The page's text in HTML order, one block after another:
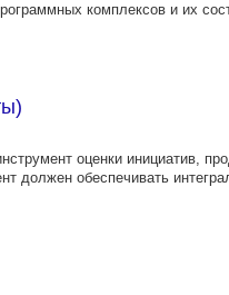
комплексов и их
оценки инициатив,
должен обеспечивать